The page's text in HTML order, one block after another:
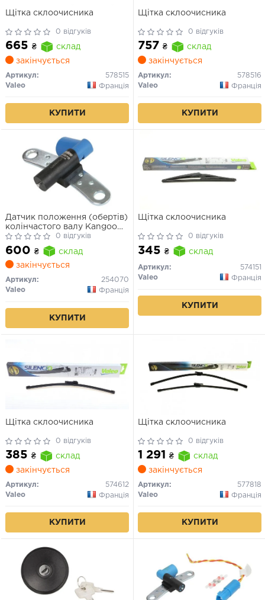
Щітка склоочисника
0 відгуків
665 ₴
склад
закінчується
Артикул:
578515
Valeo
Франція
КУПИТИ
Щітка склоочисника
0 відгуків
757 ₴
склад
закінчується
Артикул:
578516
Valeo
Франція
КУПИТИ
Датчик положення (обертів)
колінчастого валу Kangoo
1.6i/1.9D 96-/Logan 1.6i
07-/Megane 96-
0 відгуків
600 ₴
склад
закінчується
Артикул:
254070
Valeo
Франція
КУПИТИ
Щітка склоочисника
0 відгуків
345 ₴ склад
Артикул:
574151
Valeo
Франція
КУПИТИ
Щітка склоочисника
0 відгуків
385 ₴
склад
закінчується
Артикул:
574612
Valeo
Франція
КУПИТИ
Щітка склоочисника
0 відгуків
1 291 ₴
склад
закінчується
Артикул:
577818
Valeo
Франція
КУПИТИ